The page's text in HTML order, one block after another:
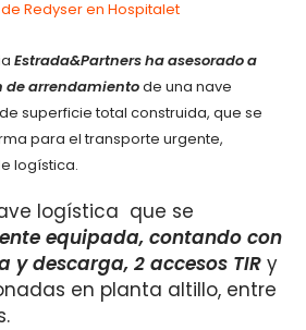
Estrada&Partnersha asesorado a
de arrendamientode una nave
de superficie total construida, que se
para el transporte urgente,
logística.
logística que se
equipada, contando con
y descarga, 2 accesos TIR y
en planta altillo, entre